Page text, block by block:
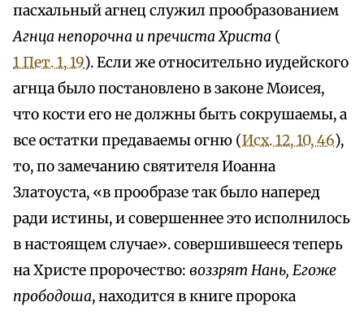
пасхальный агнец служил прообразованием
Агнца непорочна и пречиста Христа (
1 Пет. 1, 19). Если же относительно иудейского
агнца было постановлено в законе Моисея,
что кости его не должны быть сокрушаемы, а
все остатки предаваемы огню (Исх. 12, 10, 46),
то, по замечанию святителя Иоанна
Златоуста, «в прообразе так было наперед
ради истины, и совершеннее это исполнилось
в настоящем случае». совершившееся теперь
на Христе пророчество: воззрят Нань, Егоже
прободоша, находится в книге пророка